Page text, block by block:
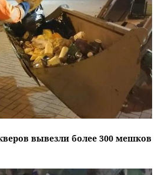
вывезли более 300 мешков